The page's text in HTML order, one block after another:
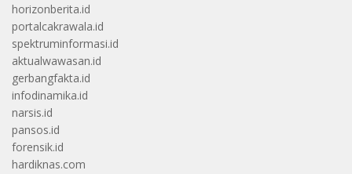
horizonberita.id
portalcakrawala.id
spektruminformasi.id
aktualwawasan.id
gerbangfakta.id
infodinamika.id
narsis.id
pansos.id
forensik.id
hardiknas.com